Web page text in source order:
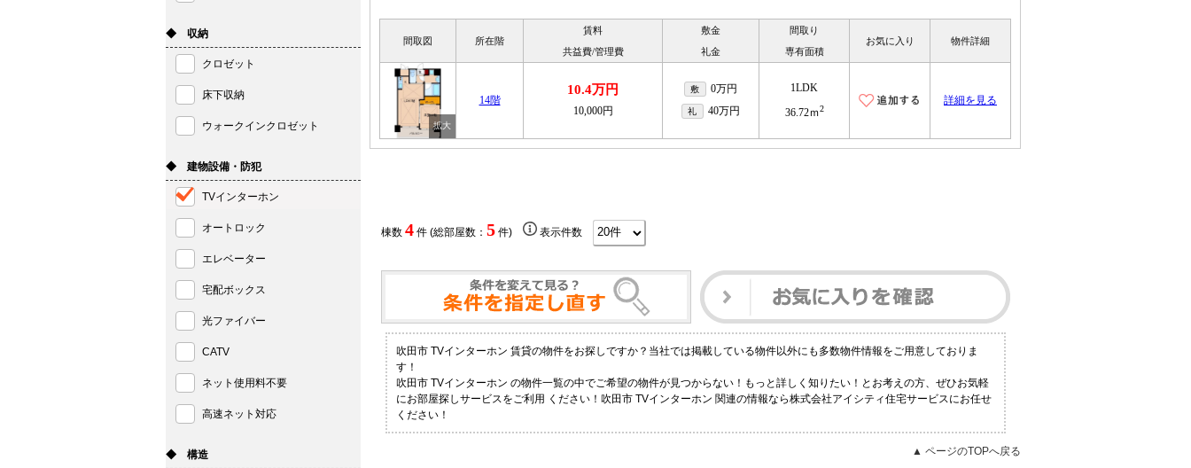
間取図 所在階
賃料
共益費/管理費
敷金
礼金
間取り
専有面積
お気に入り 物件詳細
14階
10.4万円
10,000円
敷 0万円
礼 40万円
1LDK
36.72ｍ2
詳細を見る
棟数 4件 (総部屋数： 5件) 表示件数
吹田市 TVインターホン 賃貸の物件をお探しですか？当社では掲載している物件以外にも多数物件情報をご用意しておりま
す！
吹田市 TVインターホン の物件一覧の中でご希望の物件が見つからない！もっと詳しく知りたい！とお考えの方、ぜひお気軽
にお部屋探しサービスをご利用 ください！吹田市 TVインターホン 関連の情報なら株式会社アイシティ住宅サービスにお任せ
ください！
▲ ページのTOPへ戻る
◆ 収納
クロゼット
床下収納
ウォークインクロゼット
◆ 建物設備・防犯
TVインターホン
オートロック
エレベーター
宅配ボックス
光ファイバー
CATV
ネット使用料不要
高速ネット対応
◆ 構造